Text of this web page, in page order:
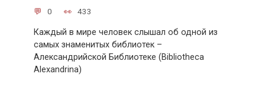
0 433
Каждый в мире человек слышал об одной из
самых знаменитых библиотек –
Александрийской Библиотеке (Bibliotheca
Alexandrina)